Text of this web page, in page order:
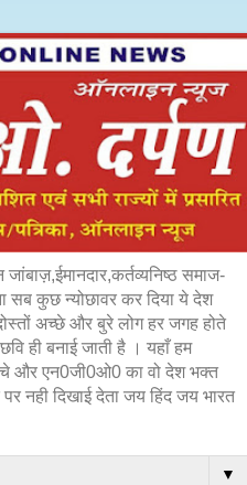
समाज-
सब कुछ न्योछावर कर दिया ये देश
अच्छे और बुरे लोग हर जगह होते
ही बनाई जाती है । यहाँ हम
और एन0जी0ओ0 का वो देश भक्त
नही दिखाई देता जय हिंद जय भारत
▼